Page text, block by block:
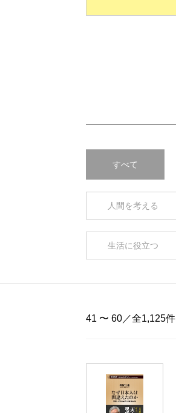
すべて
人間を考える
生活に役立つ
41 〜 60／全1,125件